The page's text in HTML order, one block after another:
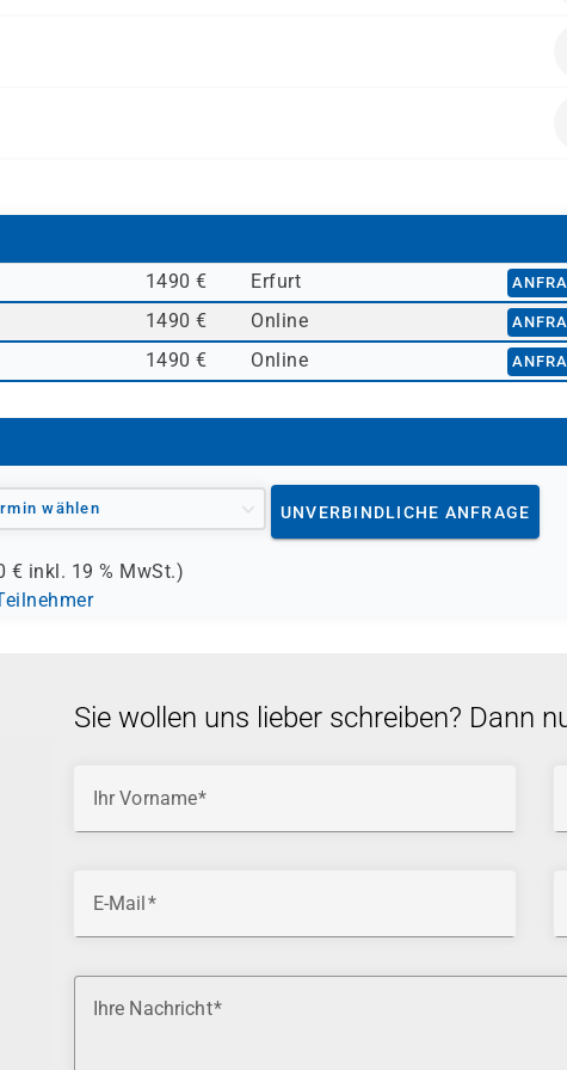
1490 € Erfurt
1490 € Online
1490 € Online
wählen UNVERBINDLICHE ANFRAGE
€ inkl. 19 % MwSt.)
Sie wollen uns lieber schreiben? Dann
Ihr Vorname
E-Mail
Ihre Nachricht